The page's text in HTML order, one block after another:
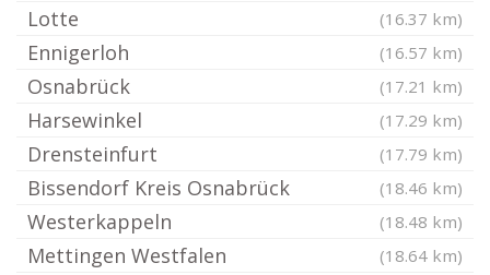
Lotte (16.37 km)
Ennigerloh (16.57 km)
Osnabrück (17.21 km)
Harsewinkel (17.29 km)
Drensteinfurt (17.79 km)
Bissendorf Kreis Osnabrück (18.46 km)
Westerkappeln (18.48 km)
Mettingen Westfalen (18.64 km)